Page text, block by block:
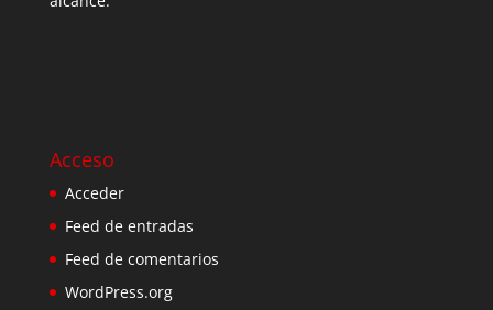
Acceso
Acceder
Feed de entradas
Feed de comentarios
WordPress.org